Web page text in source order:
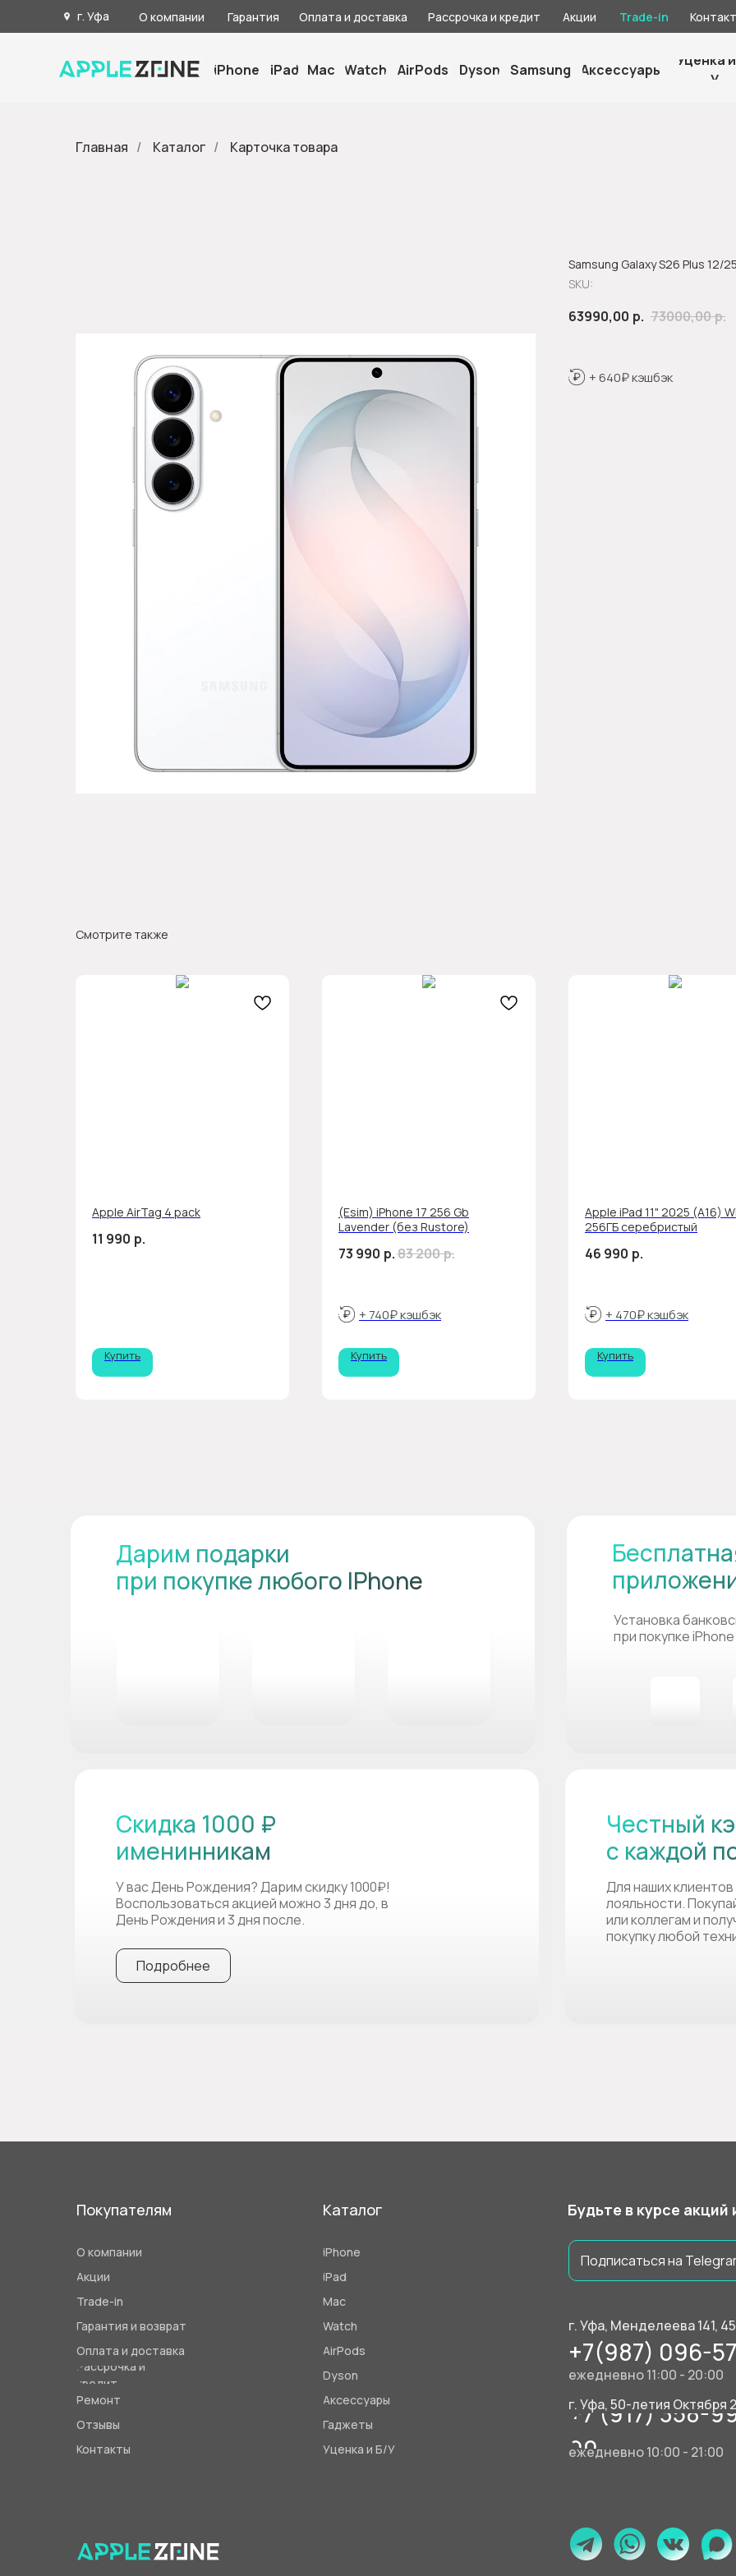
О компании Trade-in
Гарантия Оплата и доставка Рассрочка и кредит
iPhone iPad Mac Watch AirPods Samsung Аксессуары
Уценка
У
г. Уфа Акции
Dyson
Главная / Каталог / Карточка товара
Samsung Galaxy S26 Plus 12/
SKU:
63990,00 р. 73000,00р.
+ 640₽ кэшбэк
Смотрите также
Apple AirTag 4 pack
11 990 р.
Купить
(Esim) iPhone 17 256 Gb
Lavender (без Rustore)
73 990 р.83 200р.
+ 740₽ кэшбэк
Купить
Apple iPad 11" 2025 (A16)
256ГБ серебристый
46 990 р.
+ 470₽ кэшбэк
Купить
Дарим подарки
при покупке любого IPhone
Установка
при покупке
Подробнее
Скидка 1000 ₽
именинникам
Для наших
лояльности.
или коллегам и
покупку любой
Честный
с каждой
У вас День Рождения? Дарим скидку 1000₽!
Воспользоваться акцией можно 3 дня до, в
День Рождения и 3 дня после.
О компании
Будьте в курсе акций
Акции
Trade-in
Гарантия и возврат
Оплата и доставка
г. Уфа, Менделеева 141,
Рассрочка и
кредит
+7(987) 096-
Ремонт г. Уфа, 50-летия Октября
Отзывы
+7 (917) 358-
90
Контакты ежедневно 10:00 - 21:00
Покупателям
iPhone
iPad
Mac
Watch
AirPods
Каталог
Подписаться на
Аксессуары
Гаджеты
Уценка и Б/У
Dyson ежедневно 11:00 - 20:00